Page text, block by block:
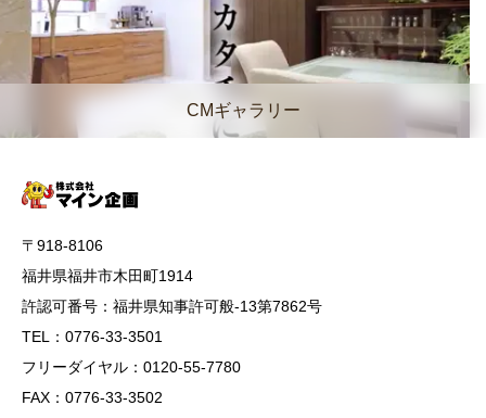
CMギャラリー
〒918-8106
福井県福井市木田町1914
許認可番号：福井県知事許可般-13第7862号
TEL：0776-33-3501
フリーダイヤル：0120-55-7780
FAX：0776-33-3502